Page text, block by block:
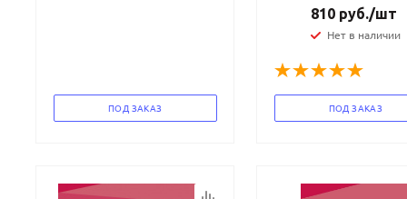
ПОД ЗАКАЗ
810руб./шт
Нет в наличии
ПОД ЗАКАЗ